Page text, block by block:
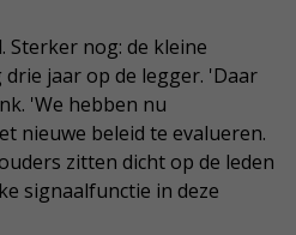
Sterker nog: de kleine
jaar op de legger. 'Daar
'We hebben nu
nieuwe beleid te evalueren.
zitten dicht op de leden
signaalfunctie in deze